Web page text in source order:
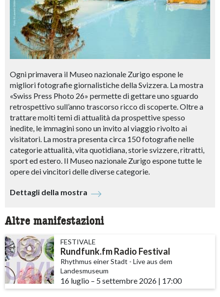
Ogni primavera il Museo nazionale Zurigo espone le
migliori fotografie giornalistiche della Svizzera. La mostra
«Swiss Press Photo 26» permette di gettare uno sguardo
retrospettivo sull’anno trascorso ricco di scoperte. Oltre a
trattare molti temi di attualità da prospettive spesso
inedite, le immagini sono un invito al viaggio rivolto ai
visitatori. La mostra presenta circa 150 fotografie nelle
categorie attualità, vita quotidiana, storie svizzere, ritratti,
sport ed estero. Il Museo nazionale Zurigo espone tutte le
opere dei vincitori delle diverse categorie.
Dettagli della mostra
Altre manifestazioni
FESTIVALE
Rundfunk.fm Radio Festival
Rhythmus einer Stadt - Live aus dem
Landesmuseum
16 luglio accessibility.time_to
– 5 settembre 2026 | 17:00